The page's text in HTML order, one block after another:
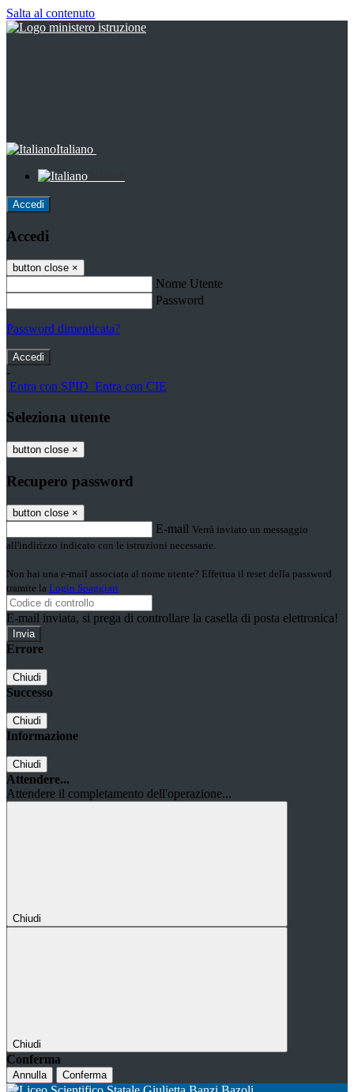
Salta al contenuto
Italiano
Accedi
Accedi
button close ×
Nome Utente
Password
Password dimenticata?
-
Entra con SPID Entra con CIE
Seleziona utente
button close ×
Recupero password
button close ×
E-mail Verrà inviato un messaggio
all'indirizzo indicato con le istruzioni necessarie.
Non hai una e-mail associata al nome utente? Effettua il reset della password
tramite la Login Spaggiari
E-mail inviata, si prega di controllare la casella di posta elettronica!
Errore
Chiudi
Successo
Chiudi
Informazione
Chiudi
Attendere...
Attendere il completamento dell'operazione...
Chiudi
Chiudi
Conferma
Annulla Conferma